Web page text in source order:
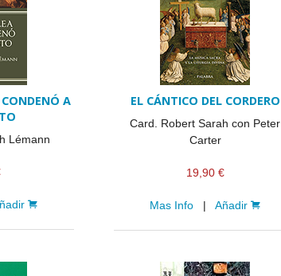
A
Lémann
EL CÁNTICO DEL CORDERO
Card. Robert Sarah con Peter
Carter
19,90 €
Mas Info |Añadir